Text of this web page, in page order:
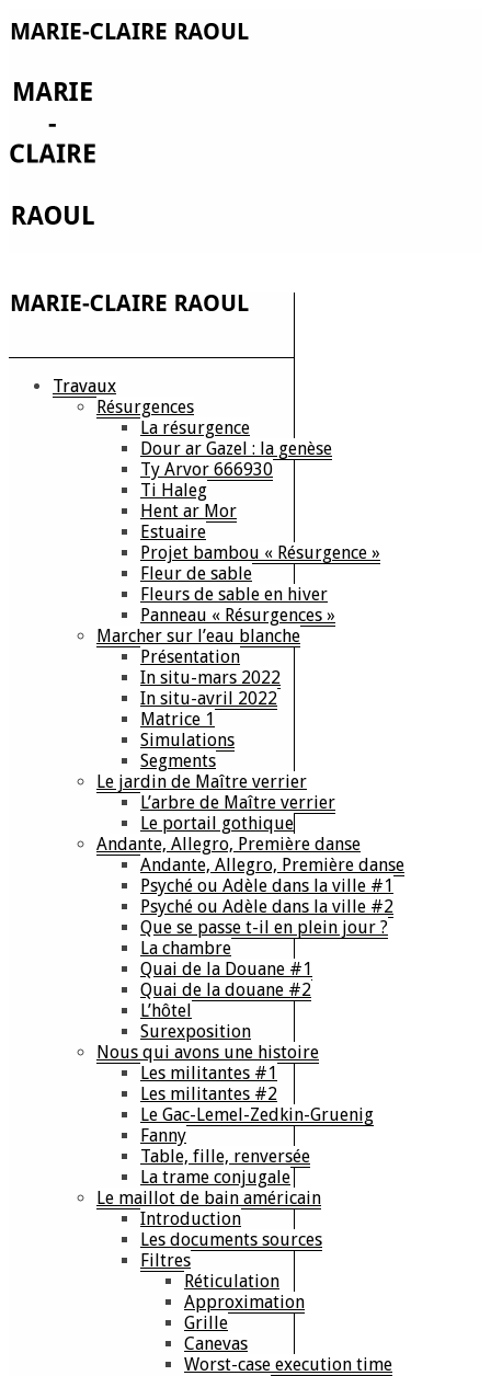
Travaux
Résurgences
La résurgence
Dour ar Gazel : la genèse
Ty Arvor 666930
Ti Haleg
Hent ar Mor
Estuaire
Projet bambou « Résurgence »
Fleur de sable
Fleurs de sable en hiver
Panneau « Résurgences »
Marcher sur l’eau blanche
Présentation
In situ-mars 2022
In situ-avril 2022
Matrice 1
Simulations
Segments
Le jardin de Maître verrier
L’arbre de Maître verrier
Le portail gothique
Andante, Allegro, Première danse
Andante, Allegro, Première danse
Psyché ou Adèle dans la ville #1
Psyché ou Adèle dans la ville #2
Que se passe t-il en plein jour ?
La chambre
Quai de la Douane #1
Quai de la douane #2
L’hôtel
Surexposition
Nous qui avons une histoire
Les militantes #1
Les militantes #2
Le Gac-Lemel-Zedkin-Gruenig
Fanny
Table, fille, renversée
La trame conjugale
Le maillot de bain américain
Introduction
Les documents sources
Filtres
Réticulation
Approximation
Grille
Canevas
Worst-case execution time